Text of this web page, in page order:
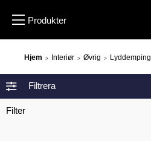
Hjem > Interiør > Øvrig > Lyddemping
Filtrera
Filter